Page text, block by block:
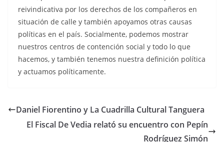
reivindicativa por los derechos de los compañeros en
situación de calle y también apoyamos otras causas
políticas en el país. Socialmente, podemos mostrar
nuestros centros de contención social y todo lo que
hacemos, y también tenemos nuestra definición política
y actuamos políticamente.
Daniel Fiorentino y La Cuadrilla Cultural Tanguera
El Fiscal De Vedia relató su encuentro con Pepín
Rodríguez Simón